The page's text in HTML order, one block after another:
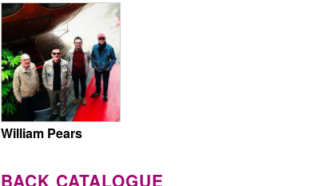
William Pears
BACK CATALOGUE